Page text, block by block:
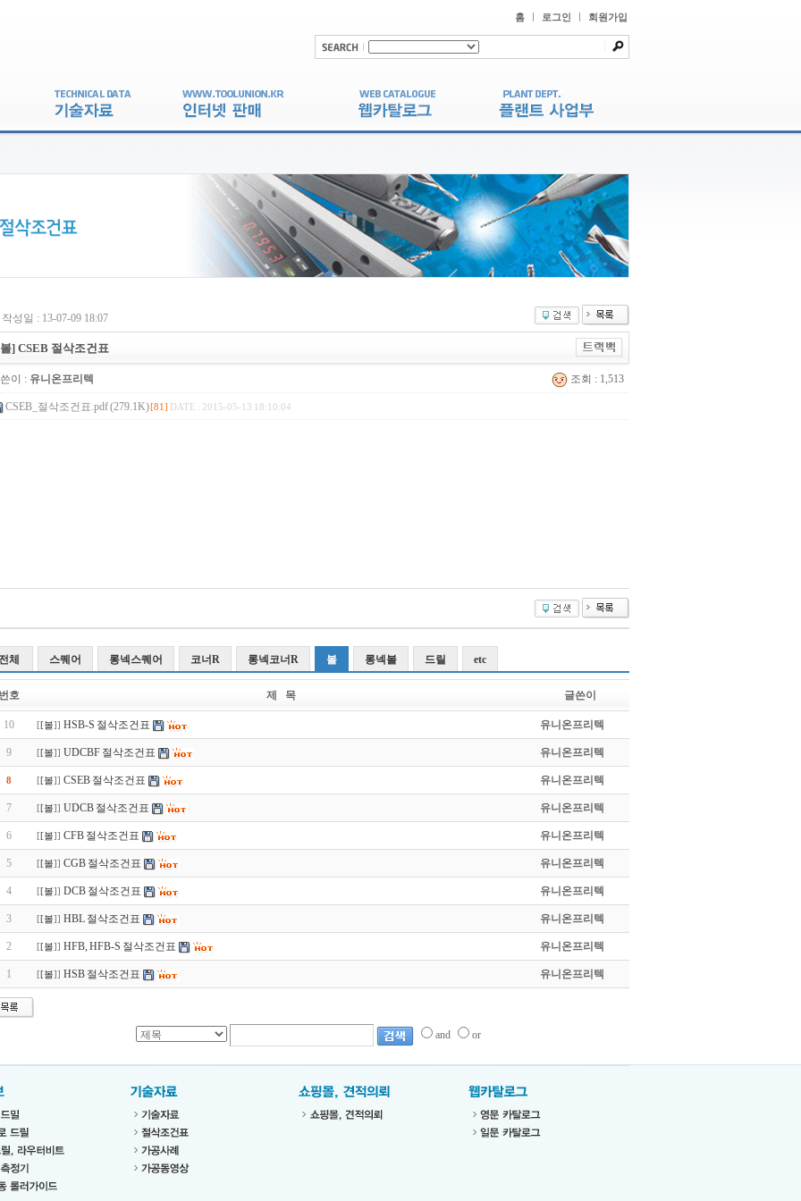
홈 로그인 회원가입
작성일 : 13-07-09 18:07
] CSEB 절삭조건표
이 : 유니온프리텍 조회 : 1,513
CSEB_절삭조건표.pdf (279.1K)[81] DATE : 2015-05-13 18:10:04
체 스퀘어 롱넥스퀘어 코너R 롱넥코너R 볼 롱넥볼 드릴 etc
호 제 목 글쓴이
10 [[볼]] HSB-S 절삭조건표 유니온프리텍
9 [[볼]] UDCBF 절삭조건표 유니온프리텍
8 [[볼]] CSEB 절삭조건표 유니온프리텍
7 [[볼]] UDCB 절삭조건표 유니온프리텍
6 [[볼]] CFB 절삭조건표 유니온프리텍
5 [[볼]] CGB 절삭조건표 유니온프리텍
4 [[볼]] DCB 절삭조건표 유니온프리텍
3 [[볼]] HBL 절삭조건표 유니온프리텍
2 [[볼]] HFB, HFB-S 절삭조건표 유니온프리텍
1 [[볼]] HSB 절삭조건표 유니온프리텍
and or